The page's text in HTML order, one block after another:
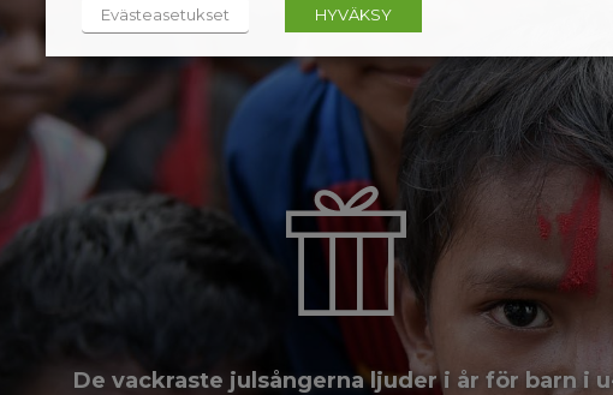
De vackraste julsångerna ljuder i år för barn i
Evästeasetukset HYVÄKSY